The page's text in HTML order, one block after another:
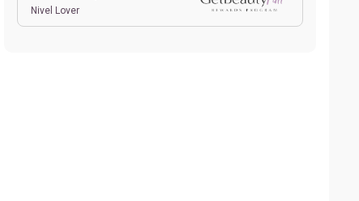
Nivel Lover